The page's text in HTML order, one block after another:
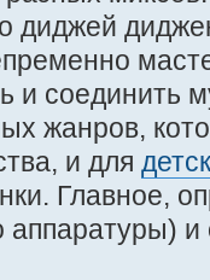
диджей
и соединить
жанров,
и для
Главное,
аппаратуры)